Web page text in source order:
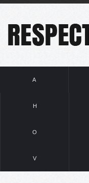
A
H
O
V